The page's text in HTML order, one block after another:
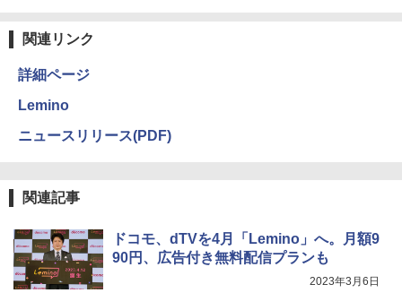
関連リンク
詳細ページ
Lemino
ニュースリリース(PDF)
関連記事
ドコモ、dTVを4月「Lemino」へ。月額9
90円、広告付き無料配信プランも
2023年3月6日